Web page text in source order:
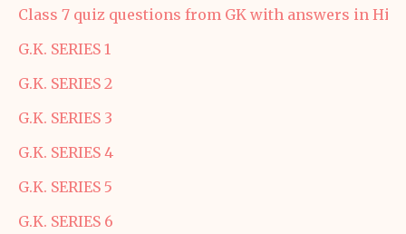
Class 7 quiz questions from GK with answers in
G.K. SERIES 1
G.K. SERIES 2
G.K. SERIES 3
G.K. SERIES 4
G.K. SERIES 5
G.K. SERIES 6